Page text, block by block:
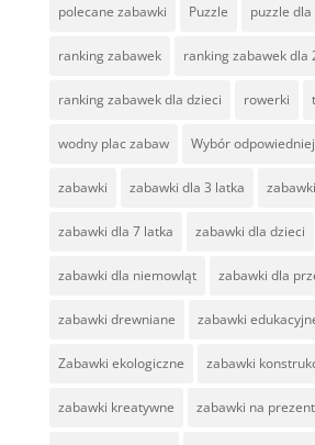
polecane zabawki Puzzle puzzle dla
ranking zabawek ranking zabawek dla
ranking zabawek dla dzieci rowerki
wodny plac zabaw Wybór
zabawki zabawki dla 3 latka
zabawki dla 7 latka zabawki dla dzieci
zabawki dla niemowląt zabawki dla
zabawki drewniane zabawki
Zabawki ekologiczne zabawki
zabawki kreatywne zabawki na prezent